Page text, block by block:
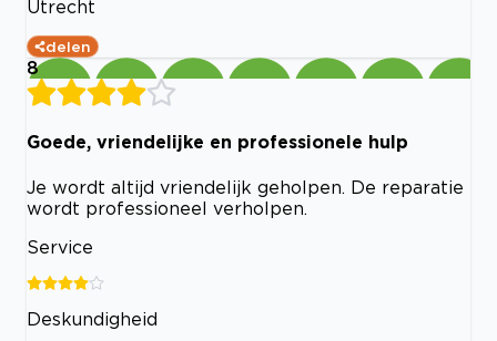
Utrecht
delen
8
Goede, vriendelijke en professionele hulp
Je wordt altijd vriendelijk geholpen. De reparatie
wordt professioneel verholpen.
Service
Deskundigheid